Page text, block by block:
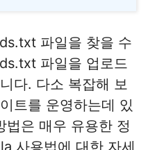
파일을 찾을 수
파일을 업로드
다. 다소 복잡해 보
트를 운영하는데 있
법은 매우 유용한 정